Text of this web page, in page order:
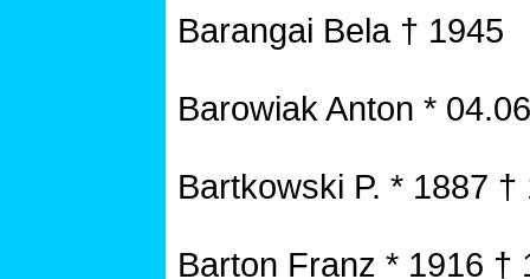
Barangai Bela † 1945
Barowiak Anton *
Bartkowski P. * 1887 †
Barton Franz * 1916 †